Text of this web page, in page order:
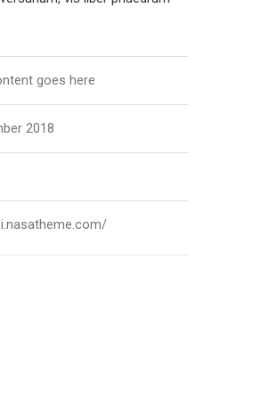
goes here
2018